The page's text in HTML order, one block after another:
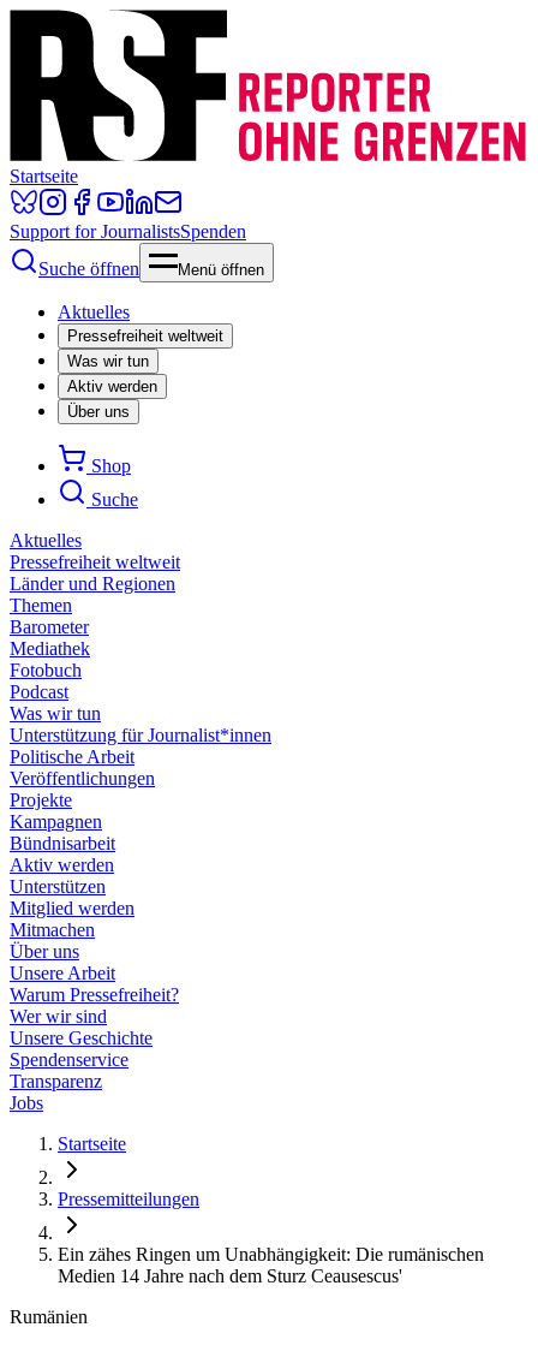
Startseite
Support for JournalistsSpenden
Suche öffnen
Menü öffnen
Aktuelles
Pressefreiheit weltweit
Was wir tun
Aktiv werden
Über uns
Shop
Suche
Aktuelles
Pressefreiheit weltweit
Länder und Regionen
Themen
Barometer
Mediathek
Fotobuch
Podcast
Was wir tun
Unterstützung für Journalist*innen
Politische Arbeit
Veröffentlichungen
Projekte
Kampagnen
Bündnisarbeit
Aktiv werden
Unterstützen
Mitglied werden
Mitmachen
Über uns
Unsere Arbeit
Warum Pressefreiheit?
Wer wir sind
Unsere Geschichte
Spendenservice
Transparenz
Jobs
Startseite
Pressemitteilungen
Ein zähes Ringen um Unabhängigkeit: Die rumänischen
Medien 14 Jahre nach dem Sturz Ceausescus'
Rumänien